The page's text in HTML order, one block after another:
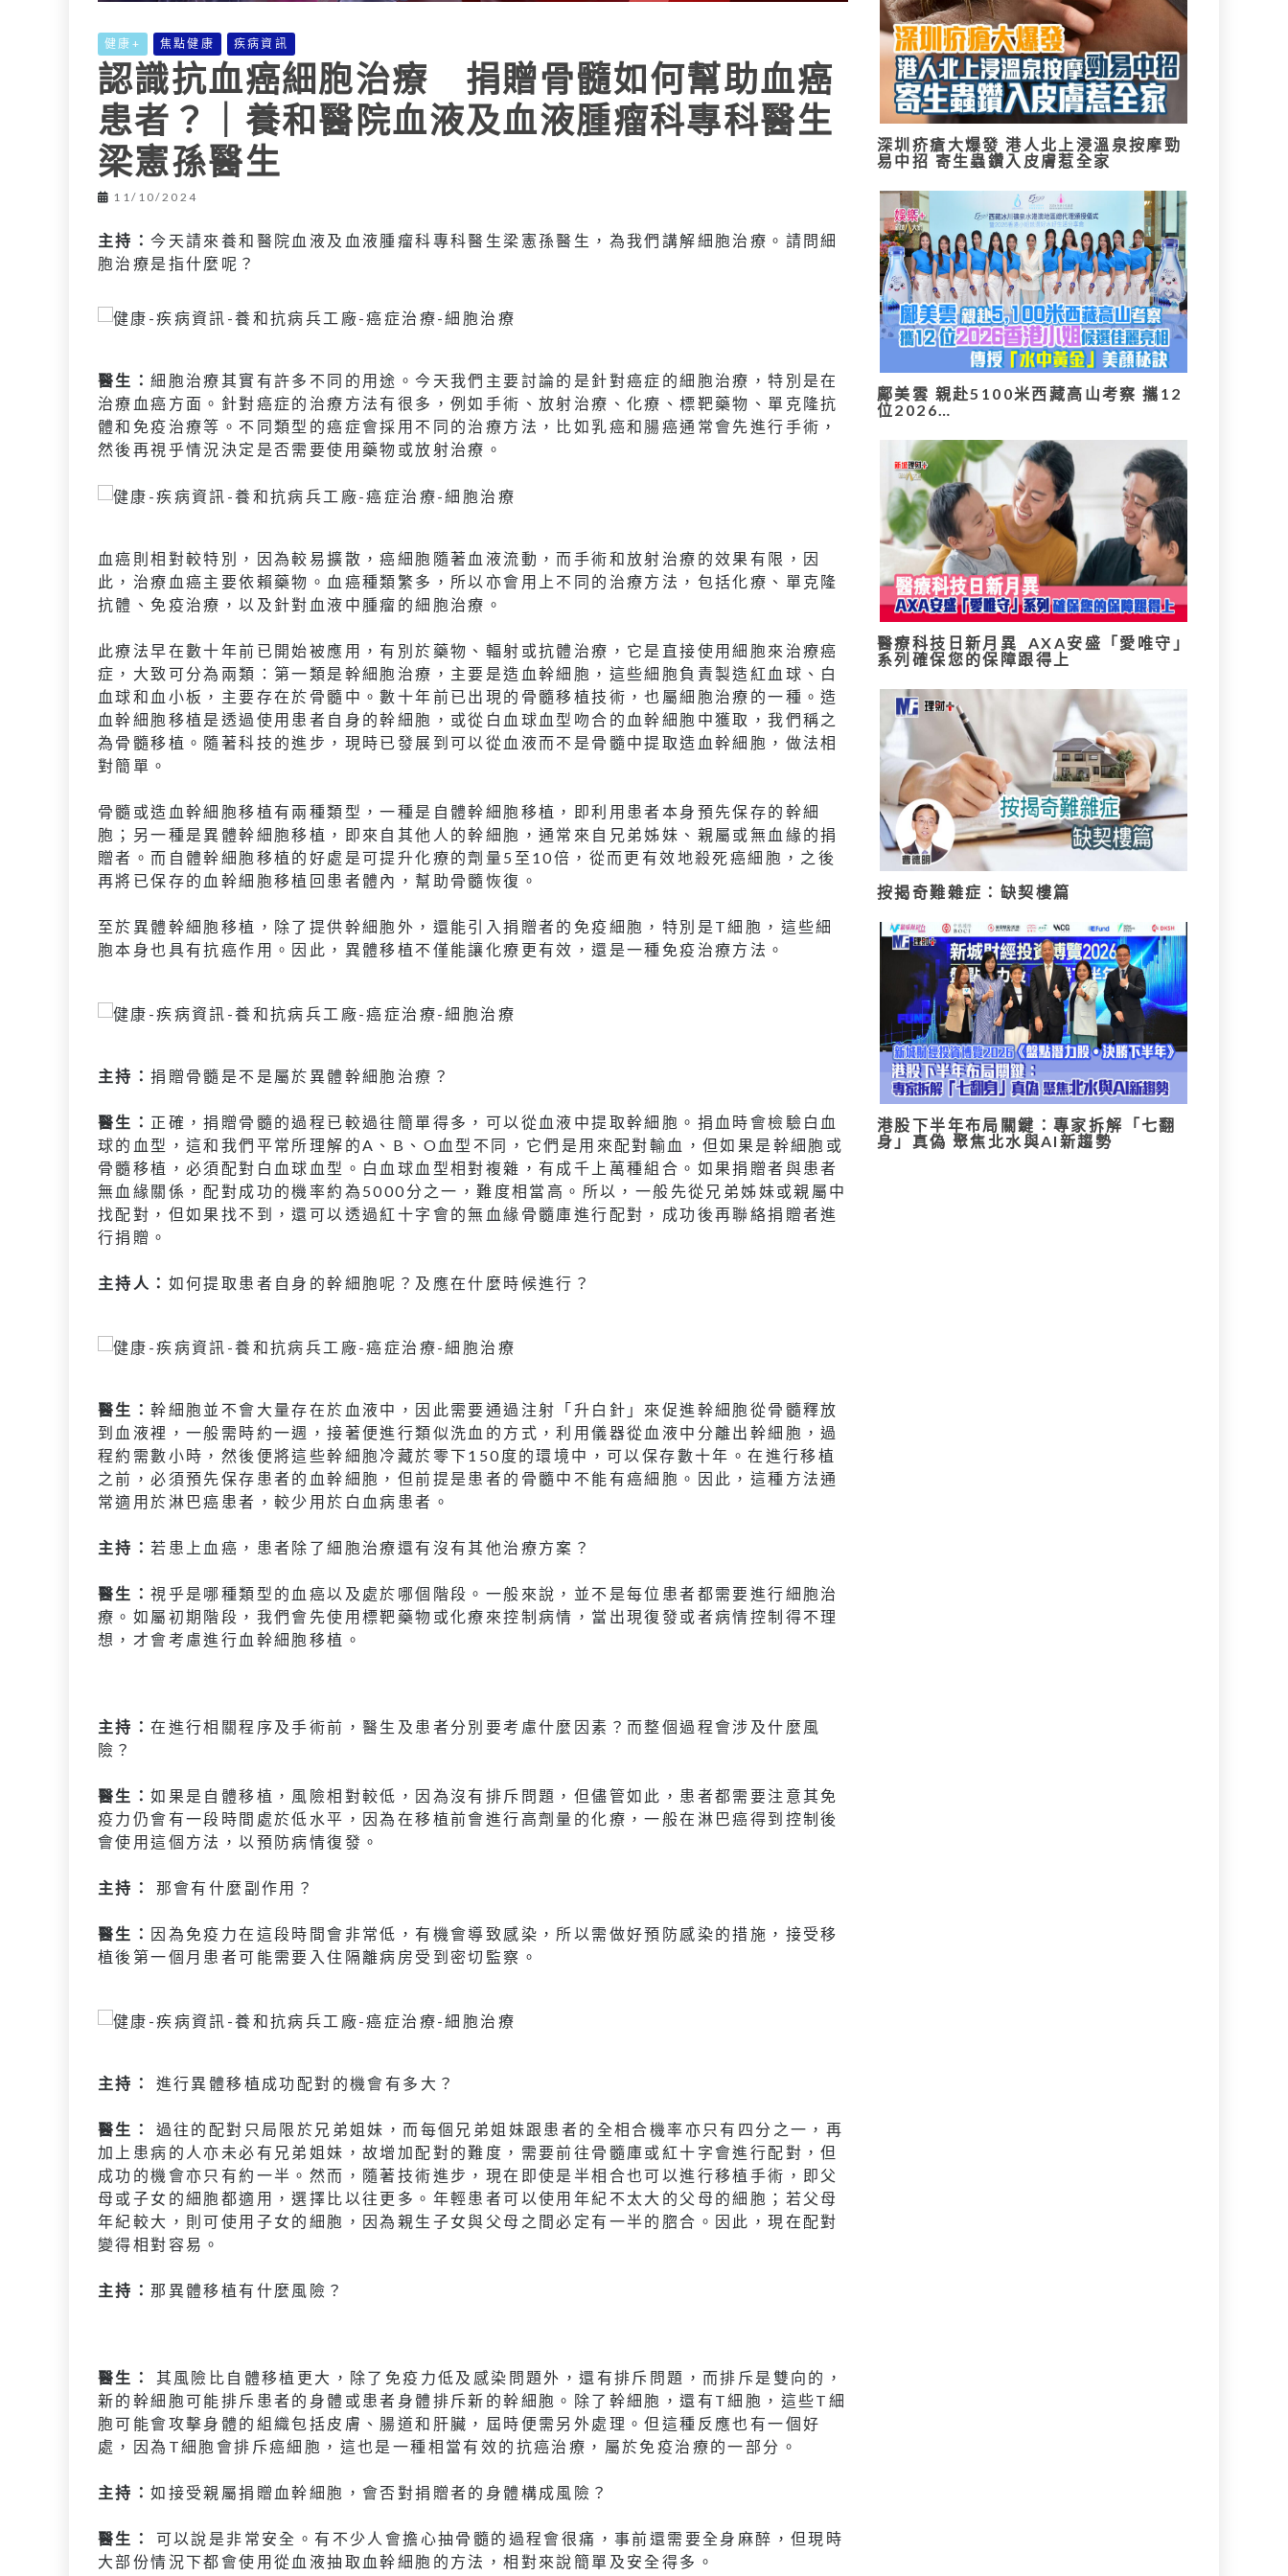
健康+ 焦點健康 疾病資訊
認識抗血癌細胞治療 捐贈骨髓如何幫助血癌
患者？｜養和醫院血液及血液腫瘤科專科醫生
梁憲孫醫生
11/10/2024
主持：今天請來養和醫院血液及血液腫瘤科專科醫生梁憲孫醫生，為我們講解細胞治療。請問細
胞治療是指什麼呢？
醫生：細胞治療其實有許多不同的用途。今天我們主要討論的是針對癌症的細胞治療，特別是在
治療血癌方面。針對癌症的治療方法有很多，例如手術、放射治療、化療、標靶藥物、單克隆抗
體和免疫治療等。不同類型的癌症會採用不同的治療方法，比如乳癌和腸癌通常會先進行手術，
然後再視乎情況決定是否需要使用藥物或放射治療。
血癌則相對較特別，因為較易擴散，癌細胞隨著血液流動，而手術和放射治療的效果有限，因
此，治療血癌主要依賴藥物。血癌種類繁多，所以亦會用上不同的治療方法，包括化療、單克隆
抗體、免疫治療，以及針對血液中腫瘤的細胞治療。
此療法早在數十年前已開始被應用，有別於藥物、輻射或抗體治療，它是直接使用細胞來治療癌
症，大致可分為兩類：第一類是幹細胞治療，主要是造血幹細胞，這些細胞負責製造紅血球、白
血球和血小板，主要存在於骨髓中。數十年前已出現的骨髓移植技術，也屬細胞治療的一種。造
血幹細胞移植是透過使用患者自身的幹細胞，或從白血球血型吻合的血幹細胞中獲取，我們稱之
為骨髓移植。隨著科技的進步，現時已發展到可以從血液而不是骨髓中提取造血幹細胞，做法相
對簡單。
骨髓或造血幹細胞移植有兩種類型，一種是自體幹細胞移植，即利用患者本身預先保存的幹細
胞；另一種是異體幹細胞移植，即來自其他人的幹細胞，通常來自兄弟姊妹、親屬或無血緣的捐
贈者。而自體幹細胞移植的好處是可提升化療的劑量5至10倍，從而更有效地殺死癌細胞，之後
再將已保存的血幹細胞移植回患者體內，幫助骨髓恢復。
至於異體幹細胞移植，除了提供幹細胞外，還能引入捐贈者的免疫細胞，特別是T細胞，這些細
胞本身也具有抗癌作用。因此，異體移植不僅能讓化療更有效，還是一種免疫治療方法。
主持：捐贈骨髓是不是屬於異體幹細胞治療？
醫生： 正確，捐贈骨髓的過程已較過往簡單得多，可以從血液中提取幹細胞。捐血時會檢驗白血
球的血型，這和我們平常所理解的A、B、O血型不同，它們是用來配對輸血，但如果是幹細胞或
骨髓移植，必須配對白血球血型。白血球血型相對複雜，有成千上萬種組合。如果捐贈者與患者
無血緣關係，配對成功的機率約為5000分之一，難度相當高。所以，一般先從兄弟姊妹或親屬中
找配對，但如果找不到，還可以透過紅十字會的無血緣骨髓庫進行配對，成功後再聯絡捐贈者進
行捐贈。
主持人： 如何提取患者自身的幹細胞呢？及應在什麼時候進行？
醫生：幹細胞並不會大量存在於血液中，因此需要通過注射「升白針」來促進幹細胞從骨髓釋放
到血液裡，一般需時約一週，接著便進行類似洗血的方式，利用儀器從血液中分離出幹細胞，過
程約需數小時，然後便將這些幹細胞冷藏於零下150度的環境中，可以保存數十年。在進行移植
之前，必須預先保存患者的血幹細胞，但前提是患者的骨髓中不能有癌細胞。因此，這種方法通
常適用於淋巴癌患者，較少用於白血病患者。
主持：若患上血癌，患者除了細胞治療還有沒有其他治療方案？
醫生：視乎是哪種類型的血癌以及處於哪個階段。一般來說，並不是每位患者都需要進行細胞治
療。如屬初期階段，我們會先使用標靶藥物或化療來控制病情，當出現復發或者病情控制得不理
想，才會考慮進行血幹細胞移植。
主持：在進行相關程序及手術前，醫生及患者分別要考慮什麼因素？而整個過程會涉及什麼風
險？
醫生：如果是自體移植，風險相對較低，因為沒有排斥問題，但儘管如此，患者都需要注意其免
疫力仍會有一段時間處於低水平，因為在移植前會進行高劑量的化療，一般在淋巴癌得到控制後
會使用這個方法，以預防病情復發。
主持： 那會有什麼副作用？
醫生： 因為免疫力在這段時間會非常低，有機會導致感染，所以需做好預防感染的措施，接受移
植後第一個月患者可能需要入住隔離病房受到密切監察。
主持： 進行異體移植成功配對的機會有多大？
醫生： 過往的配對只局限於兄弟姐妹，而每個兄弟姐妹跟患者的全相合機率亦只有四分之一，再
加上患病的人亦未必有兄弟姐妹，故增加配對的難度，需要前往骨髓庫或紅十字會進行配對，但
成功的機會亦只有約一半。然而，隨著技術進步，現在即使是半相合也可以進行移植手術，即父
母或子女的細胞都適用，選擇比以往更多。年輕患者可以使用年紀不太大的父母的細胞；若父母
年紀較大，則可使用子女的細胞，因為親生子女與父母之間必定有一半的脗合。因此，現在配對
變得相對容易。
主持：那異體移植有什麼風險？
醫生：
其風險比自體移植更大，除了免疫力低及感染問題外，還有排斥問題，而排斥是雙向的，
新的幹細胞可能排斥患者的身體或患者身體排斥新的幹細胞。除了幹細胞，還有T細胞，這些T細
胞可能會攻擊身體的組織包括皮膚、腸道和肝臟，屆時便需另外處理。但這種反應也有一個好
處，因為T細胞會排斥癌細胞，這也是一種相當有效的抗癌治療，屬於免疫治療的一部分。
主持：如接受親屬捐贈血幹細胞，會否對捐贈者的身體構成風險？
醫生： 可以說是非常安全。有不少人會擔心抽骨髓的過程會很痛，事前還需要全身麻醉，但現時
大部份情況下都會使用從血液抽取血幹細胞的方法，相對來說簡單及安全得多。
深圳疥瘡大爆發 港人北上浸溫泉按摩勁
易中招 寄生蟲鑽入皮膚惹全家
鄺美雲 親赴5100米西藏高山考察 攜12
位2026…
醫療科技日新月異 AXA安盛「愛唯守」
系列確保您的保障跟得上
按揭奇難雜症：缺契樓篇
港股下半年布局關鍵：專家拆解「七翻
身」真偽 聚焦北水與AI新趨勢